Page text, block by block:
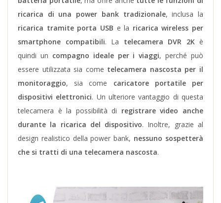
ricarica di una power bank tradizionale, inclusa la
ricarica tramite porta USB e la ricarica wireless per
smartphone compatibili. La telecamera DVR 2Kè
quindi un compagno ideale per i viaggi, perché può
essere utilizzata sia come telecamera nascosta per il
monitoraggio, sia come caricatore portatile per
dispositivi elettronici. Un ulteriore vantaggio di questa
telecamera è la possibilità di registrare video anche
durante la ricarica del dispositivo. Inoltre, grazie al
design realistico della power bank, nessuno sospetterà
che si tratti di una telecamera nascosta.